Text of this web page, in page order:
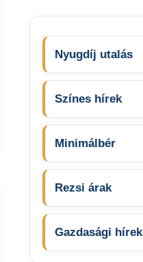
Nyugdíj utalás
Színes hírek
Minimálbér
Rezsi árak
Gazdasági hírek